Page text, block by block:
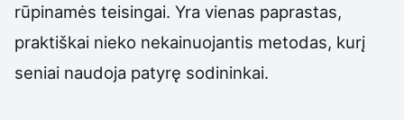
rūpinamės teisingai. Yra vienas paprastas,
praktiškai nieko nekainuojantis metodas, kurį
seniai naudoja patyrę sodininkai.